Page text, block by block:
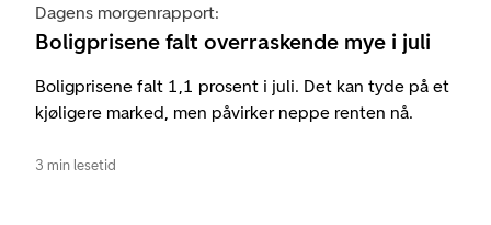
Dagens morgenrapport:
Boligprisene falt overraskende mye i juli
Boligprisene falt 1,1 prosent i juli. Det kan tyde på et
kjøligere marked, men påvirker neppe renten nå.
3 min lesetid